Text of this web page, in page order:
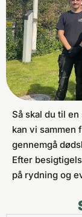
Så skal du til
kan vi sammen
gennemgå
Efter
på rydning og